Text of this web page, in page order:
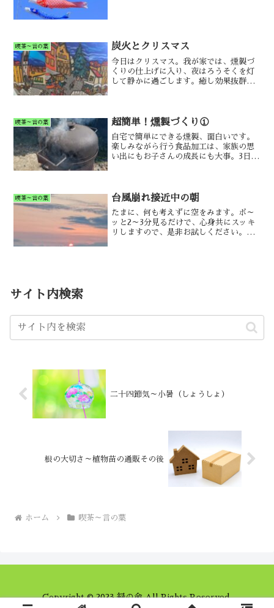
喫茶～言の葉 炭火とクリスマス
今日はクリスマス。我が家では、燻製づ
くりの仕上げに入り、夜はろうそくを灯
して静かに過ごします。癒し効果抜群
喫茶～言の葉 超簡単！燻製づくり①
自宅で簡単にできる燻製、面白いです。
楽しみながら行う食品加工は、家族の思
い出にもお子さんの成長にも大事。3日連
喫茶～言の葉 台風崩れ接近中の朝
たまに、何も考えずに空をみます。ボ～
ッと2～3分見るだけで、心身共にスッキ
リしますので、是非お試しください。た
サイト内検索
二十四節気～小暑（しょうしょ）
根の大切さ～植物苗の通販その後
ホーム 喫茶～言の葉
Copyright © 2023 緑の命 All Rights Reserved.